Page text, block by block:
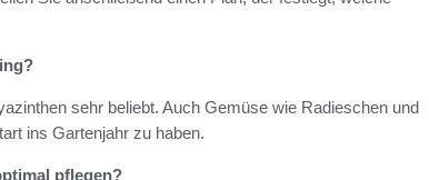
sehr beliebt. Auch Gemüse wie Radieschen und
ins Gartenjahr zu haben.
pflegen?